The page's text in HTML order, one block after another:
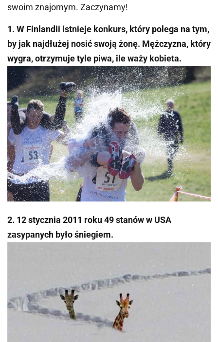
swoim znajomym. Zaczynamy!
1. W Finlandii istnieje konkurs, który polega na tym,
by jak najdłużej nosić swoją żonę. Mężczyzna, który
wygra, otrzymuje tyle piwa, ile waży kobieta.
2. 12 stycznia 2011 roku 49 stanów w USA
zasypanych było śniegiem.